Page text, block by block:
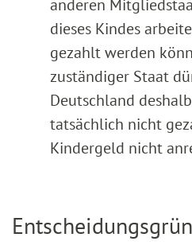
anderen
dieses Kindes
gezahlt werden
zuständiger Staat
Deutschland
tatsächlich nicht
Kindergeld nicht